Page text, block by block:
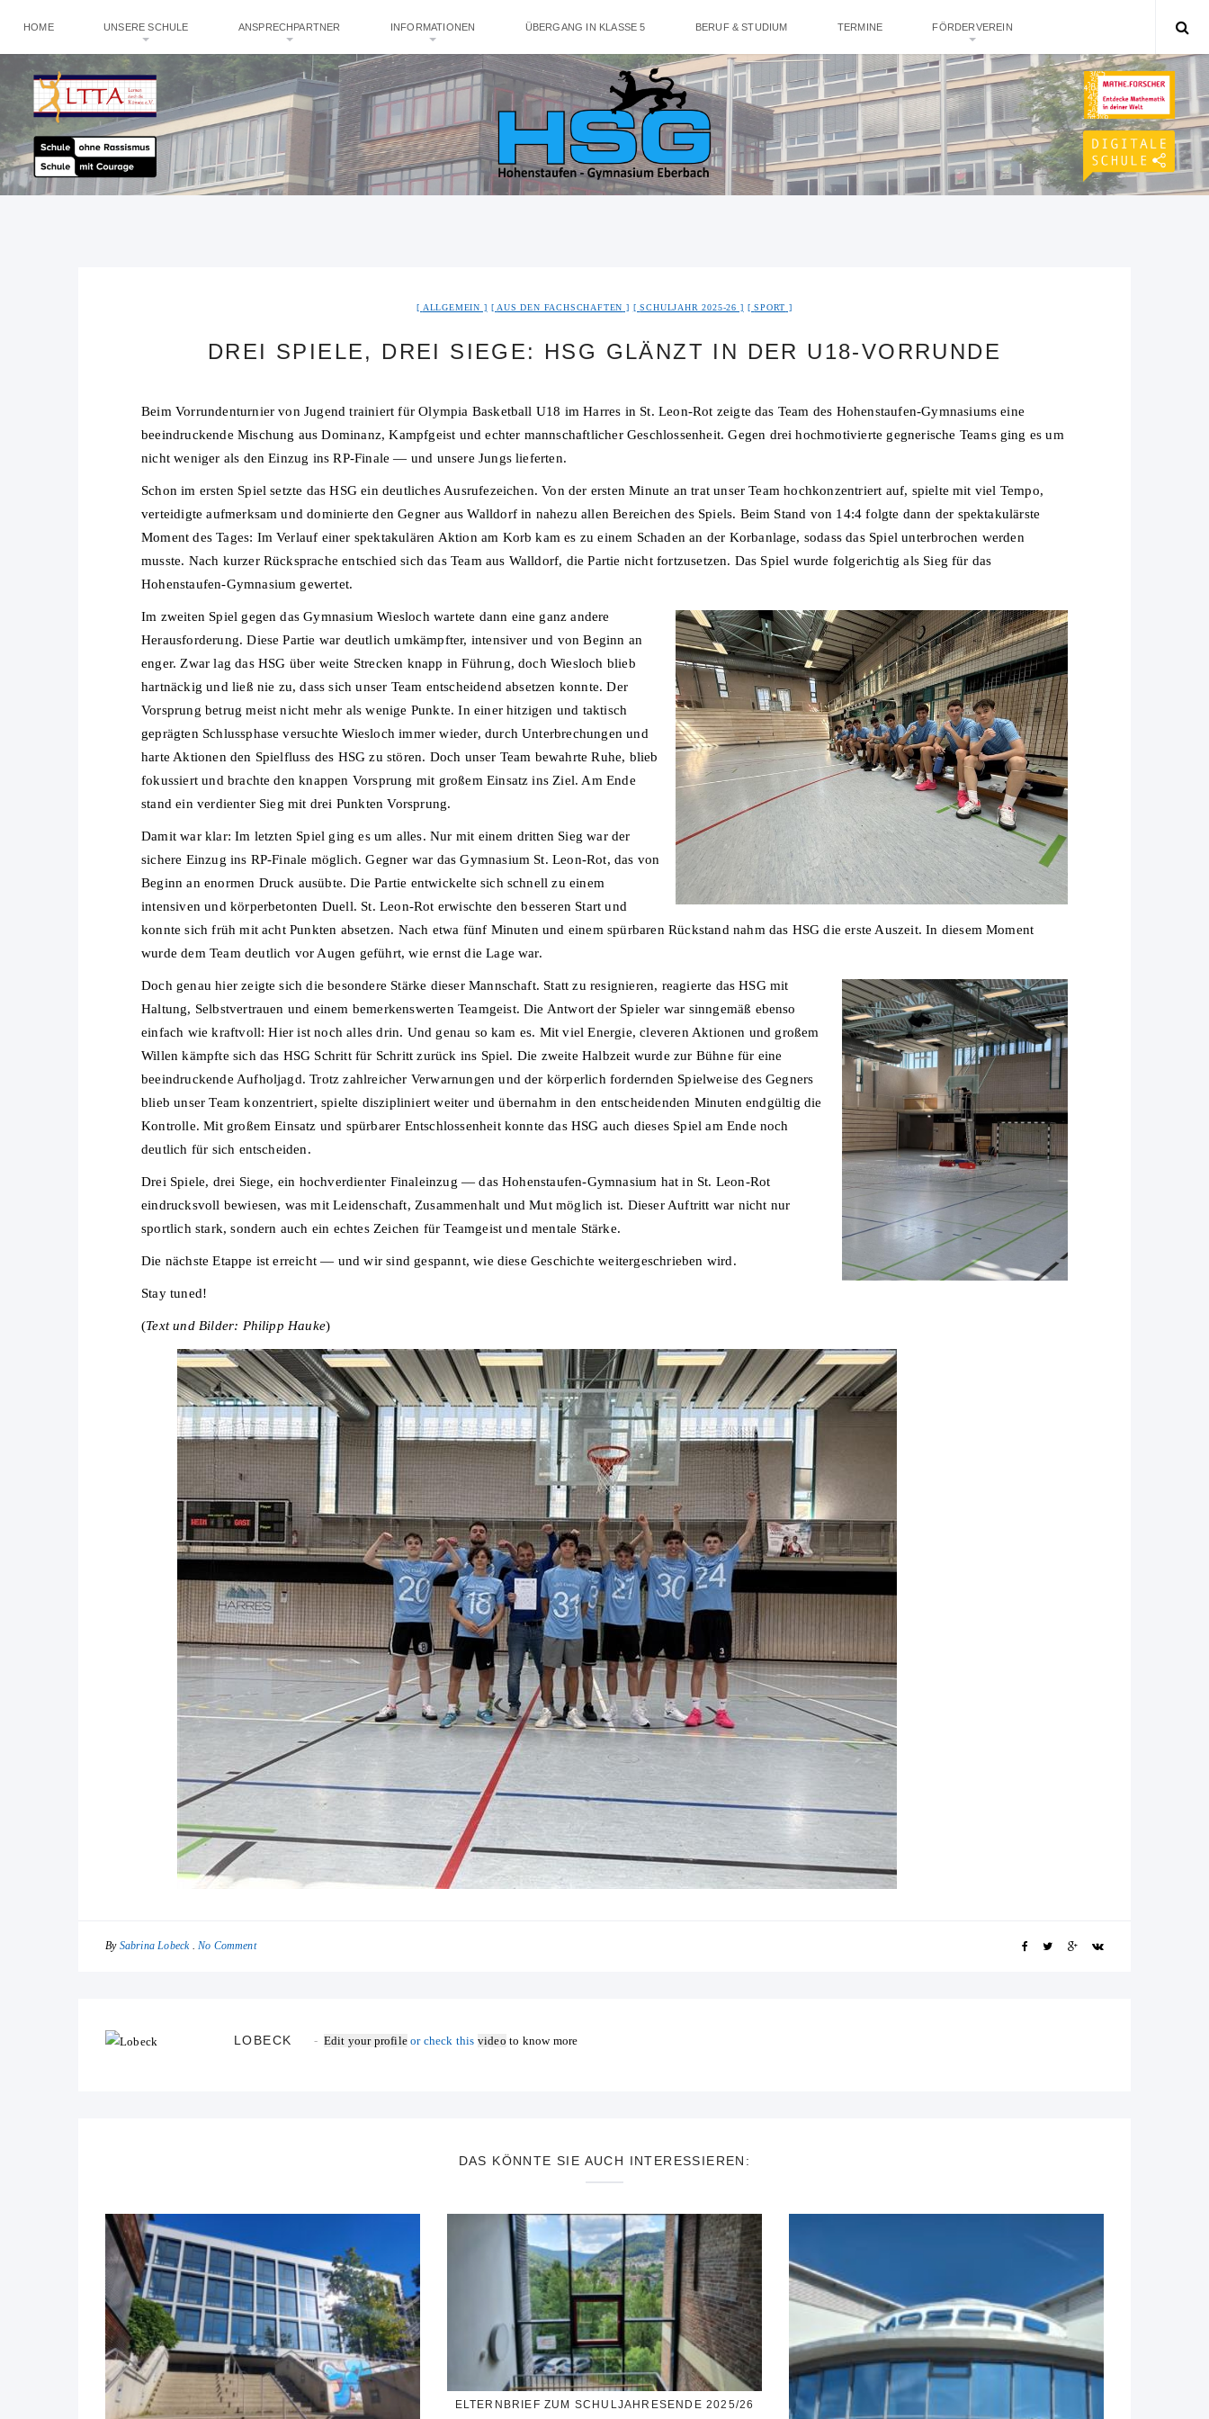
HOME UNSERE SCHULE ANSPRECHPARTNER INFORMATIONEN ÜBERGANG IN KLASSE 5 BERUF & STUDIUM TERMINE FÖRDERVEREIN
ALLGEMEIN AUS DEN FACHSCHAFTEN SCHULJAHR 2025-26 SPORT
DREI SPIELE, DREI SIEGE: HSG GLÄNZT IN DER U18-VORRUNDE
Beim Vorrundenturnier von Jugend trainiert für Olympia Basketball U18 im Harres in St. Leon-Rot zeigte das Team des Hohenstaufen-Gymnasiums eine
beeindruckende Mischung aus Dominanz, Kampfgeist und echter mannschaftlicher Geschlossenheit. Gegen drei hochmotivierte gegnerische Teams ging es um
nicht weniger als den Einzug ins RP-Finale — und unsere Jungs lieferten.
Schon im ersten Spiel setzte das HSG ein deutliches Ausrufezeichen. Von der ersten Minute an trat unser Team hochkonzentriert auf, spielte mit viel Tempo,
verteidigte aufmerksam und dominierte den Gegner aus Walldorf in nahezu allen Bereichen des Spiels. Beim Stand von 14:4 folgte dann der spektakulärste
Moment des Tages: Im Verlauf einer spektakulären Aktion am Korb kam es zu einem Schaden an der Korbanlage, sodass das Spiel unterbrochen werden
musste. Nach kurzer Rücksprache entschied sich das Team aus Walldorf, die Partie nicht fortzusetzen. Das Spiel wurde folgerichtig als Sieg für das
Hohenstaufen-Gymnasium gewertet.
Im zweiten Spiel gegen das Gymnasium Wiesloch wartete dann eine ganz andere
Herausforderung. Diese Partie war deutlich umkämpfter, intensiver und von Beginn an
enger. Zwar lag das HSG über weite Strecken knapp in Führung, doch Wiesloch blieb
hartnäckig und ließ nie zu, dass sich unser Team entscheidend absetzen konnte. Der
Vorsprung betrug meist nicht mehr als wenige Punkte. In einer hitzigen und taktisch
geprägten Schlussphase versuchte Wiesloch immer wieder, durch Unterbrechungen und
harte Aktionen den Spielfluss des HSG zu stören. Doch unser Team bewahrte Ruhe, blieb
fokussiert und brachte den knappen Vorsprung mit großem Einsatz ins Ziel. Am Ende
stand ein verdienter Sieg mit drei Punkten Vorsprung.
Damit war klar: Im letzten Spiel ging es um alles. Nur mit einem dritten Sieg war der
sichere Einzug ins RP-Finale möglich. Gegner war das Gymnasium St. Leon-Rot, das von
Beginn an enormen Druck ausübte. Die Partie entwickelte sich schnell zu einem
intensiven und körperbetonten Duell. St. Leon-Rot erwischte den besseren Start und
konnte sich früh mit acht Punkten absetzen. Nach etwa fünf Minuten und einem spürbaren Rückstand nahm das HSG die erste Auszeit. In diesem Moment
wurde dem Team deutlich vor Augen geführt, wie ernst die Lage war.
Doch genau hier zeigte sich die besondere Stärke dieser Mannschaft. Statt zu resignieren, reagierte das HSG mit
Haltung, Selbstvertrauen und einem bemerkenswerten Teamgeist. Die Antwort der Spieler war sinngemäß ebenso
einfach wie kraftvoll: Hier ist noch alles drin. Und genau so kam es. Mit viel Energie, cleveren Aktionen und großem
Willen kämpfte sich das HSG Schritt für Schritt zurück ins Spiel. Die zweite Halbzeit wurde zur Bühne für eine
beeindruckende Aufholjagd. Trotz zahlreicher Verwarnungen und der körperlich fordernden Spielweise des Gegners
blieb unser Team konzentriert, spielte diszipliniert weiter und übernahm in den entscheidenden Minuten endgültig die
Kontrolle. Mit großem Einsatz und spürbarer Entschlossenheit konnte das HSG auch dieses Spiel am Ende noch
deutlich für sich entscheiden.
Drei Spiele, drei Siege, ein hochverdienter Finaleinzug — das Hohenstaufen-Gymnasium hat in St. Leon-Rot
eindrucksvoll bewiesen, was mit Leidenschaft, Zusammenhalt und Mut möglich ist. Dieser Auftritt war nicht nur
sportlich stark, sondern auch ein echtes Zeichen für Teamgeist und mentale Stärke.
Die nächste Etappe ist erreicht — und wir sind gespannt, wie diese Geschichte weitergeschrieben wird.
Stay tuned!
(Text und Bilder: Philipp Hauke)
By Sabrina Lobeck No Comment
LOBECK Edit your profileor check this video to know more
DAS KÖNNTE SIE AUCH INTERESSIEREN:
ELTERNBRIEF ZUM SCHULJAHRESENDE 2025/26